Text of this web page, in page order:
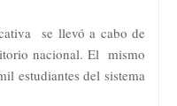
se llevó a cabo de
nacional. El mismo
estudiantes del sistema